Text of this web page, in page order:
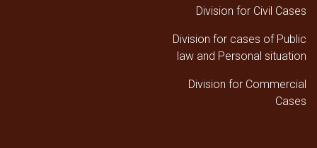
Division for Civil Cases
Division for cases of Public
law and Personal situation
Division for Commercial
Cases